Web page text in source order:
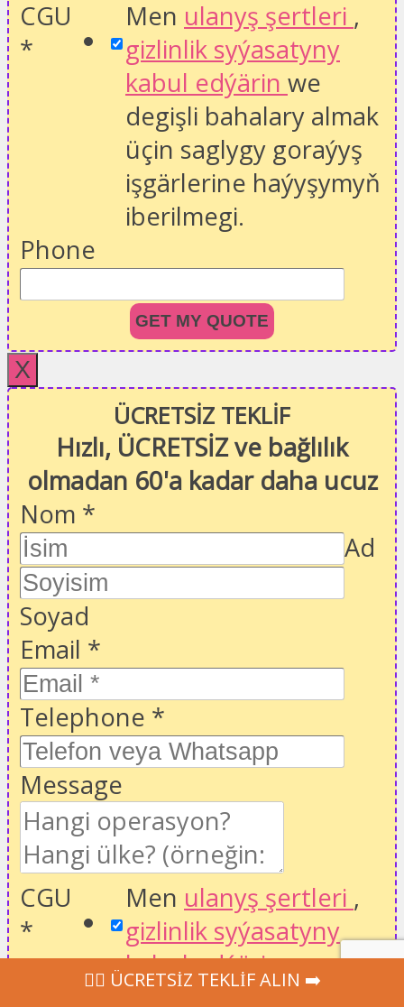
CGU
*
Men ulanyş şertleri ,
gizlinlik syýasatyny
kabul edýärin we
degişli bahalary almak
üçin saglygy goraýyş
işgärlerine haýyşymyň
iberilmegi.
Phone
GET MY QUOTE
X
ÜCRETSİZ TEKLİF
Hızlı, ÜCRETSİZ ve bağlılık
olmadan 60'a kadar daha ucuz
Nom *
Ad
Soyad
Email *
Telephone *
Message
CGU
*
Men ulanyş şertleri ,
gizlinlik syýasatyny
kabul edýärinwe
degişli bahalary almak
‍👩‍⚕ ÜCRETSİZ TEKLİF ALIN ➡️